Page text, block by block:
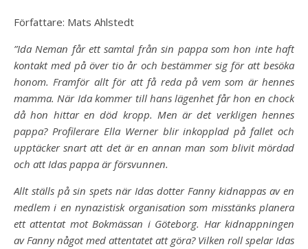
Författare: Mats Ahlstedt
”Ida Neman får ett samtal från sin pappa som hon inte haft
kontakt med på över tio år och bestämmer sig för att besöka
honom. Framför allt för att få reda på vem som är hennes
mamma. När Ida kommer till hans lägenhet får hon en chock
då hon hittar en död kropp. Men är det verkligen hennes
pappa? Profilerare Ella Werner blir inkopplad på fallet och
upptäcker snart att det är en annan man som blivit mördad
och att Idas pappa är försvunnen.
Allt ställs på sin spets när Idas dotter Fanny kidnappas av en
medlem i en nynazistisk organisation som misstänks planera
ett attentat mot Bokmässan i Göteborg. Har kidnappningen
av Fanny något med attentatet att göra? Vilken roll spelar Idas